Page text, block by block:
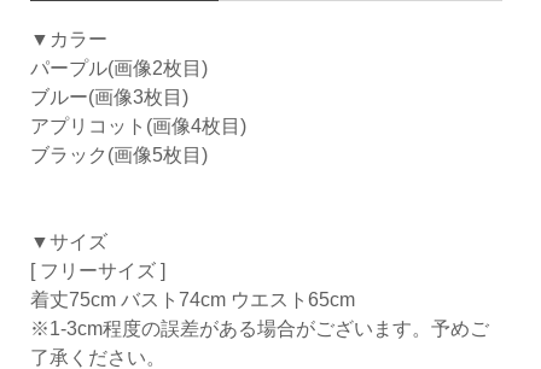
▼カラー
パープル(画像2枚目)
ブルー(画像3枚目)
アプリコット(画像4枚目)
ブラック(画像5枚目)
▼サイズ
[ フリーサイズ ]
着丈75cm バスト74cm ウエスト65cm
※1-3cm程度の誤差がある場合がございます。予めご
了承ください。